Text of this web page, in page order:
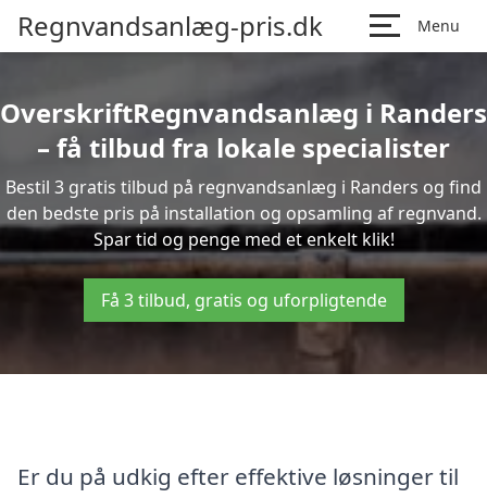
Regnvandsanlæg-pris.dk Menu
OverskriftRegnvandsanlæg i Randers
– få tilbud fra lokale specialister
Bestil 3 gratis tilbud på regnvandsanlæg i Randers og find
den bedste pris på installation og opsamling af regnvand.
Spar tid og penge med et enkelt klik!
Få 3 tilbud, gratis og uforpligtende
Er du på udkig efter effektive løsninger til